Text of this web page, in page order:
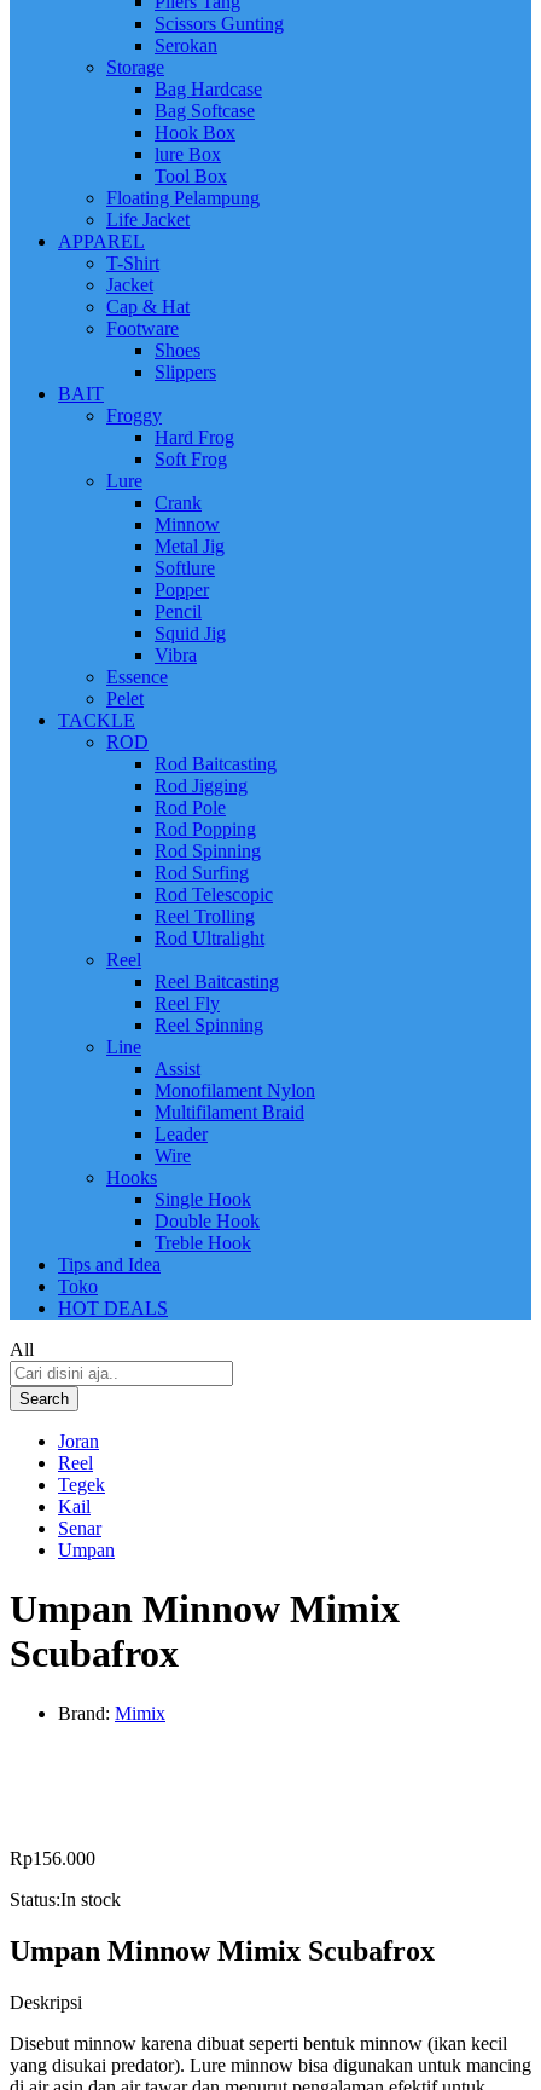
Scissors Gunting
Serokan
Storage
Bag Hardcase
Bag Softcase
Hook Box
lure Box
Tool Box
Floating Pelampung
Life Jacket
APPAREL
T-Shirt
Jacket
Cap & Hat
Footware
Shoes
Slippers
BAIT
Froggy
Hard Frog
Soft Frog
Lure
Crank
Minnow
Metal Jig
Softlure
Popper
Pencil
Squid Jig
Vibra
Essence
Pelet
TACKLE
ROD
Rod Baitcasting
Rod Jigging
Rod Pole
Rod Popping
Rod Spinning
Rod Surfing
Rod Telescopic
Reel Trolling
Rod Ultralight
Reel
Reel Baitcasting
Reel Fly
Reel Spinning
Line
Assist
Monofilament Nylon
Multifilament Braid
Leader
Wire
Hooks
Single Hook
Double Hook
Treble Hook
Tips and Idea
Toko
HOT DEALS
All
Search
Joran
Reel
Tegek
Kail
Senar
Umpan
Umpan Minnow Mimix
Scubafrox
Brand: Mimix
Rp156.000
Status:In stock
Umpan Minnow Mimix Scubafrox
Deskripsi
Disebut minnow karena dibuat seperti bentuk minnow (ikan kecil
yang disukai predator). Lure minnow bisa digunakan untuk mancing